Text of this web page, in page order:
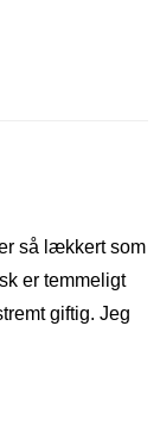
så lækkert som
er temmeligt
giftig. Jeg